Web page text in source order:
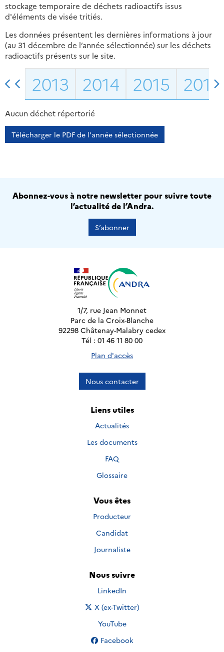
stockage temporaire de déchets radioactifs issus
d'éléments de visée tritiés.
Les données présentent les dernières informations à jour
(au 31 décembre de l’année sélectionnée) sur les déchets
radioactifs présents sur le site.
2013 2014 2015 2016
Aucun déchet répertorié
Télécharger le PDF de l'année sélectionnée
Abonnez-vous à notre newsletter pour suivre toute
l’actualité de l’Andra.
S’abonner
1/7, rue Jean Monnet
Parc de la Croix-Blanche
92298 Châtenay-Malabry cedex
Tél : 01 46 11 80 00
Plan d'accès
Nous contacter
Liens utiles
Actualités
Les documents
FAQ
Glossaire
Vous êtes
Producteur
Candidat
Journaliste
Nous suivre
Nous suivre sur
LinkedIn
Nous suivre sur
X (ex-Twitter)
Nous suivre sur
YouTube
Nous suivre sur
Facebook